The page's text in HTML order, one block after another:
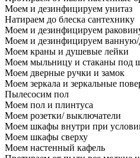
Моем и дезинфицируем унитаз
Натираем до блеска сантехнику
Моем и дезинфицируем
Моем и дезинфицируем
Моем краны и душевые лейки
Моем мыльницу и стаканы под
Моем дверные ручки и замок
Моем зеркала и зеркальные
Пылесосим пол
Моем пол и плинтуса
Моем розетки/ выключатели
Моем шкафы внутри при
Моем шкафы сверху
Моем настенный кафель